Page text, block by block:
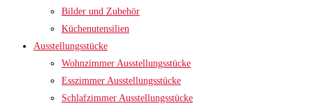
Bilder und Zubehör
Küchenutensilien
Ausstellungsstücke
Wohnzimmer Ausstellungsstücke
Esszimmer Ausstellungsstücke
Schlafzimmer Ausstellungsstücke